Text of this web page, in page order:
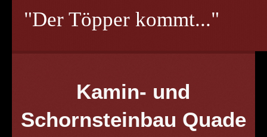
"Der Töpper kommt..."
Kamin- und
Schornsteinbau Quade